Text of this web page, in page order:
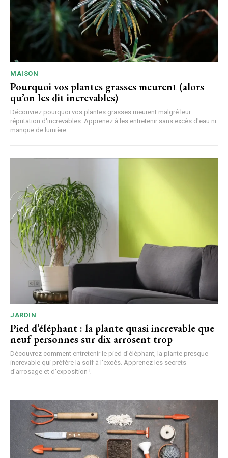
MAISON
Pourquoi vos plantes grasses meurent (alors
qu’on les dit increvables)
Découvrez pourquoi vos plantes grasses meurent malgré leur
réputation d'increvables. Apprenez à les entretenir sans excès d'eau ni
manque de lumière.
JARDIN
Pied d’éléphant : la plante quasi increvable que
neuf personnes sur dix arrosent trop
Découvrez comment entretenir le pied d'éléphant, la plante presque
increvable qui préfère la soif à l'excès. Apprenez les secrets
d'arrosage et d'exposition !